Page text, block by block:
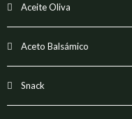
Aceite Oliva
Aceto Balsámico
Snack